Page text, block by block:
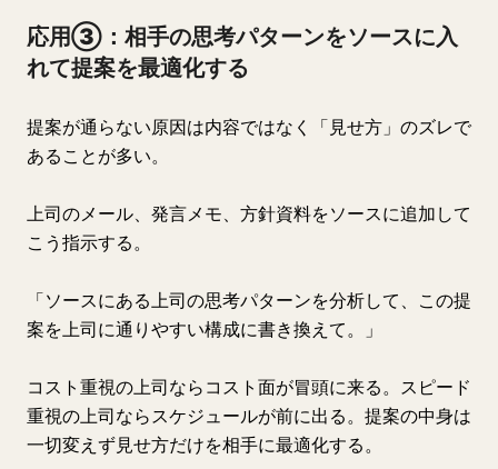
応用③：相手の思考パターンをソースに入
れて提案を最適化する
提案が通らない原因は内容ではなく「見せ方」のズレで
あることが多い。
上司のメール、発言メモ、方針資料をソースに追加して
こう指示する。
「ソースにある上司の思考パターンを分析して、この提
案を上司に通りやすい構成に書き換えて。」
コスト重視の上司ならコスト面が冒頭に来る。スピード
重視の上司ならスケジュールが前に出る。提案の中身は
一切変えず見せ方だけを相手に最適化する。